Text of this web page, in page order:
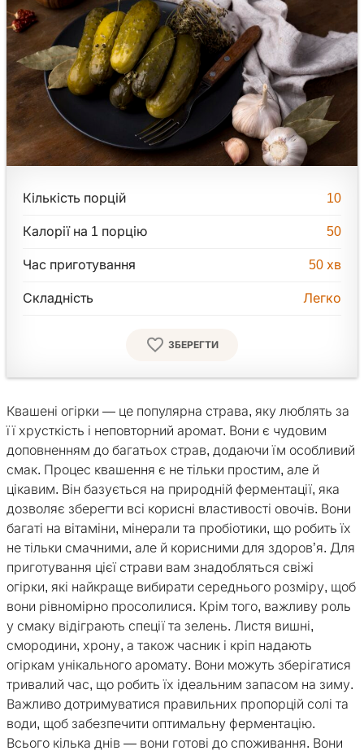
Кількість порцій 10
Калорії на 1 порцію 50
Час приготування 50 хв
Складність Легко
ЗБЕРЕГТИ
Квашені огірки — це популярна страва, яку люблять за
її хрусткість і неповторний аромат. Вони є чудовим
доповненням до багатьох страв, додаючи їм особливий
смак. Процес квашення є не тільки простим, але й
цікавим. Він базується на природній ферментації, яка
дозволяє зберегти всі корисні властивості овочів. Вони
багаті на вітаміни, мінерали та пробіотики, що робить їх
не тільки смачними, але й корисними для здоров’я. Для
приготування цієї страви вам знадобляться свіжі
огірки, які найкраще вибирати середнього розміру, щоб
вони рівномірно просолилися. Крім того, важливу роль
у смаку відіграють спеції та зелень. Листя вишні,
смородини, хрону, а також часник і кріп надають
огіркам унікального аромату. Вони можуть зберігатися
тривалий час, що робить їх ідеальним запасом на зиму.
Важливо дотримуватися правильних пропорцій солі та
води, щоб забезпечити оптимальну ферментацію.
Всього кілька днів — вони готові до споживання. Вони